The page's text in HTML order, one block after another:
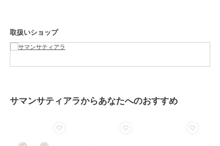
取扱いショップ
サマンサティアラからあなたへのおすすめ